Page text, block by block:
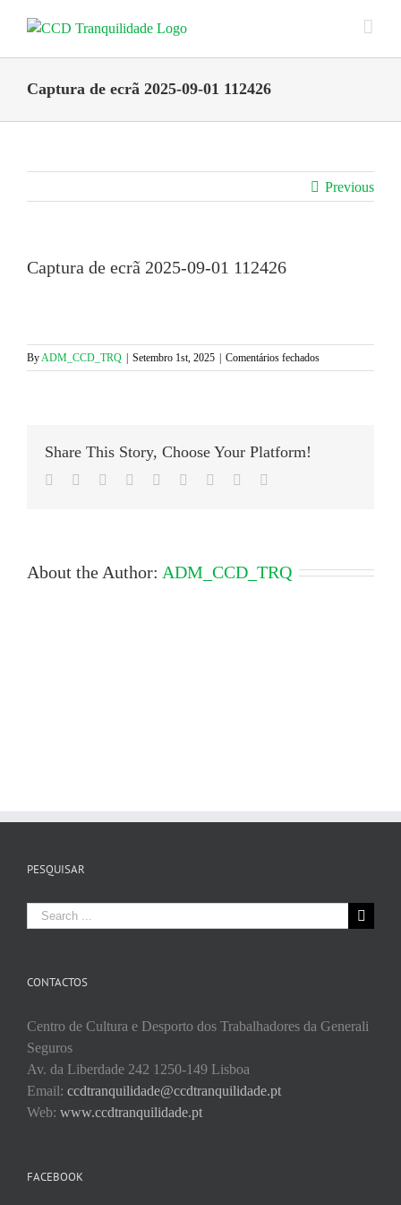
Captura de ecrã 2025-09-01 112426
Previous
Captura de ecrã 2025-09-01 112426
ByADM_CCD_TRQ Setembro 1st, 2025 Comentários fechadosem
Captura
Share This Story, Choose Your Platform!
Facebook
TwitterLinkedIn
Reddit Google+
TumblrPinterest
About the Author: ADM_CCD_TRQ
PESQUISAR
Search
for:
CONTACTOS
Centro de Cultura e Desporto dos Trabalhadores da Generali
Seguros
Av. da Liberdade 242 1250-149 Lisboa
Email: ccdtranquilidade@ccdtranquilidade.pt
Web: www.ccdtranquilidade.pt
FACEBOOK